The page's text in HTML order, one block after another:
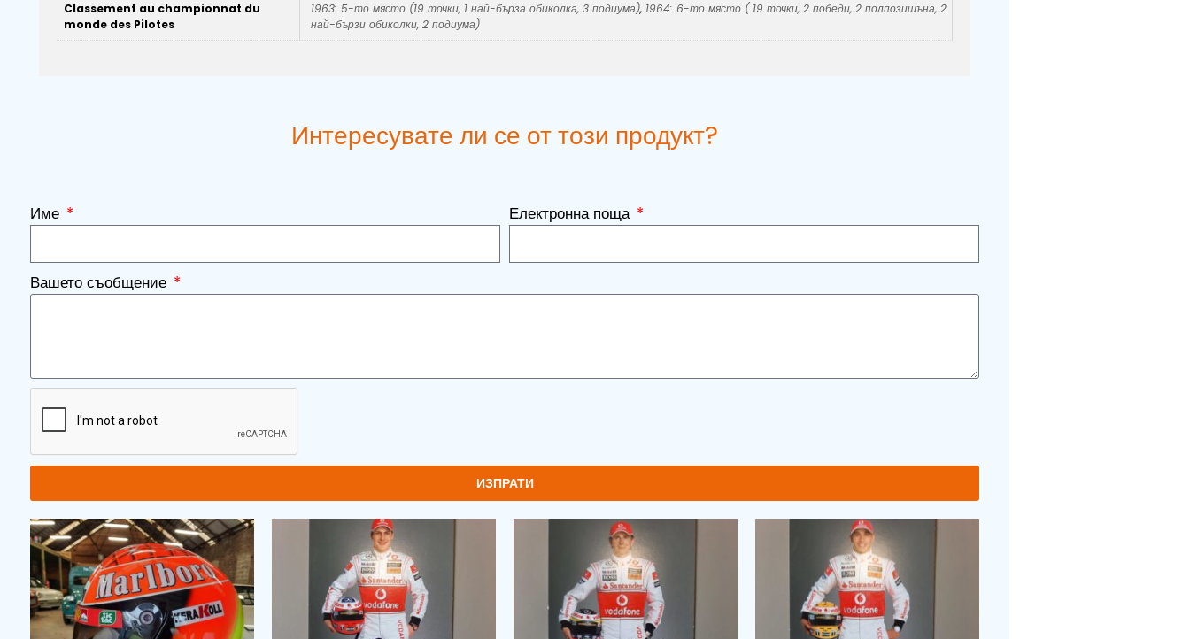
Classement au championnat du
monde des Pilotes
1963: 5-то място (19 точки, 1 най-бърза обиколка, 3 подиума), 1964: 6-то място ( 19 точки, 2 победи, 2 полпозишъна, 2
най-бързи обиколки, 2 подиума)
Интересувате ли се от този продукт?
Име Електронна поща
Вашето съобщение
ИЗПРАТИ